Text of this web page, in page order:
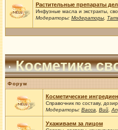
Растительные препараты
Инфузные масла и экстракты,
Модераторы: Модераторы,
Косметика
Форум
Косметические
Справочник по составу,
Модераторы: Васса Вий,
Ухаживаем за лицом